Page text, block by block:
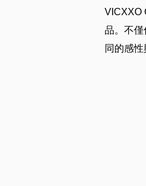
VICXXO
品。不僅
同的感